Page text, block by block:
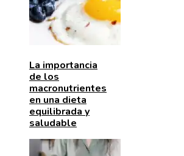
La importancia
de los
macronutrientes
en una dieta
equilibrada y
saludable